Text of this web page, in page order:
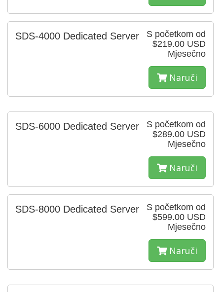
S početkom od
$219.00 USD
Mjesečno
SDS-4000 Dedicated Server
Naruči
S početkom od
$289.00 USD
Mjesečno
SDS-6000 Dedicated Server
Naruči
S početkom od
$599.00 USD
Mjesečno
SDS-8000 Dedicated Server
Naruči